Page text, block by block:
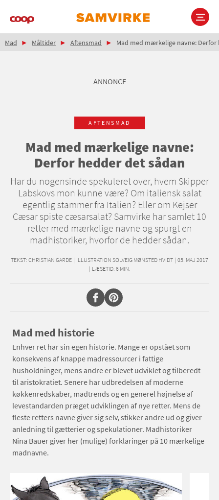
Main
Brødkrumme
Mad Måltider Aftensmad Mad med mærkelige navne: Derfor
ANNONCE
AFTENSMAD
Mad med mærkelige navne:
Derfor hedder det sådan
Har du nogensinde spekuleret over, hvem Skipper
Labskovs mon kunne være? Om italiensk salat
egentlig stammer fra Italien? Eller om Kejser
Cæsar spiste cæsarsalat? Samvirke har samlet 10
retter med mærkelige navne og spurgt en
madhistoriker, hvorfor de hedder sådan.
TEKST: CHRISTIAN GARDE | ILLUSTRATION SOLVEIG MØNSTED HVIDT | 05. MAJ 2017
| LÆSETID: 6 MIN.
Mad med historie
Enhver ret har sin egen historie. Mange er opstået som
konsekvens af knappe madressourcer i fattige
husholdninger, mens andre er blevet udviklet og tilberedt
til aristokratiet. Senere har udbredelsen af moderne
køkkenredskaber, madtrends og en generel højnelse af
levestandarden præget udviklingen af nye retter. Mens de
fleste retters navne giver sig selv, stikker andre ud og giver
anledning til gætterier og spekulationer. Madhistoriker
Nina Bauer giver her (mulige) forklaringer på 10 mærkelige
madnavne.